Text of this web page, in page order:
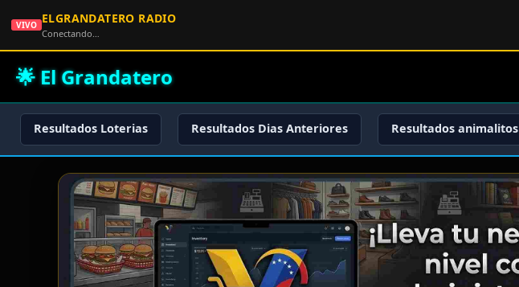
🌟 El Grandatero
Resultados Loterias Resultados Dias Anteriores Resultados animalitos
VIVO ELGRANDATERO RADIO
Conectando…